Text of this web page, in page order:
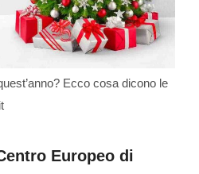
Ecco cosa dicono le
Europeo di